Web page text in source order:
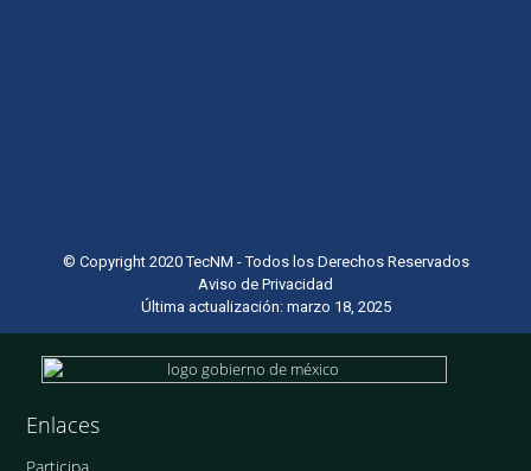
© Copyright 2020 TecNM - Todos los Derechos Reservados
Aviso de Privacidad
Última actualización: marzo 18, 2025
Enlaces
Participa